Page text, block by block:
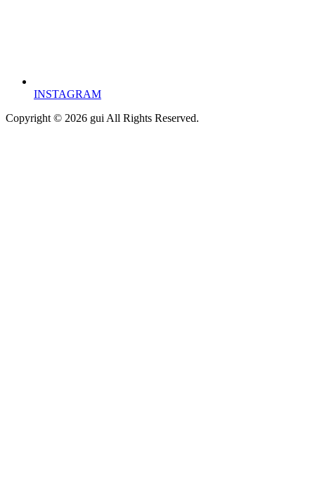
INSTAGRAM
Copyright © 2026 gui All Rights Reserved.